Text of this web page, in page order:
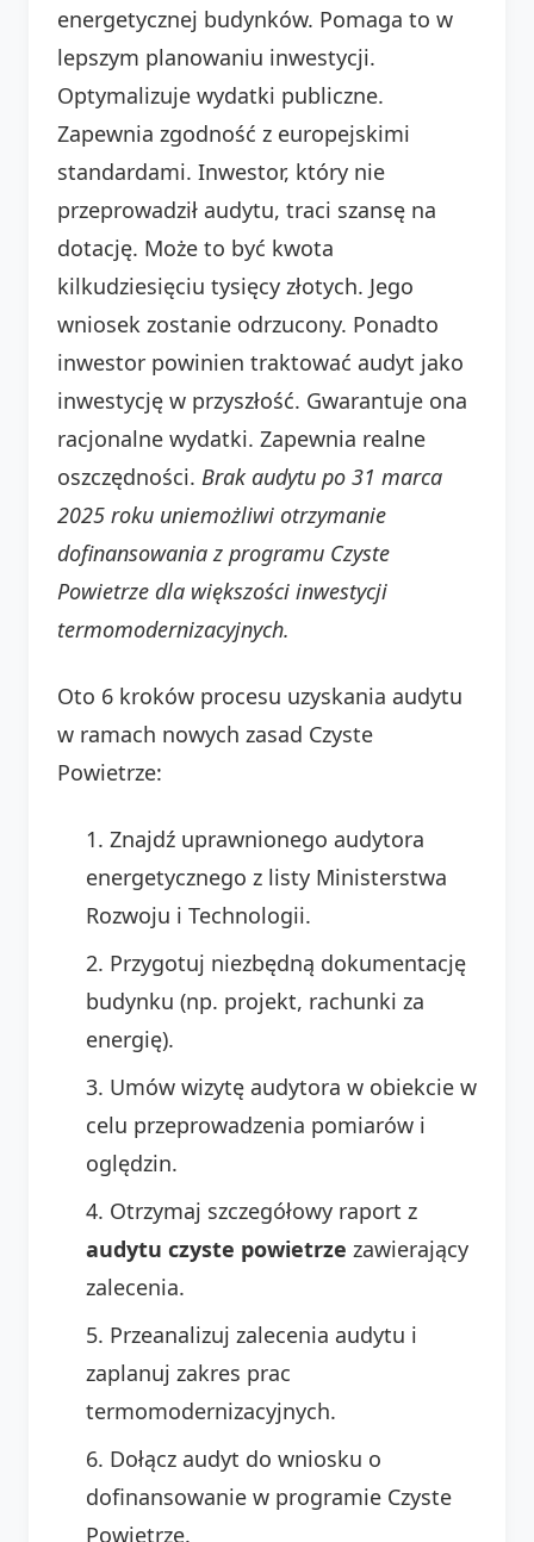
energetycznej budynków. Pomaga to w
lepszym planowaniu inwestycji.
Optymalizuje wydatki publiczne.
Zapewnia zgodność z europejskimi
standardami. Inwestor, który nie
przeprowadził audytu, traci szansę na
dotację. Może to być kwota
kilkudziesięciu tysięcy złotych. Jego
wniosek zostanie odrzucony. Ponadto
inwestor powinien traktować audyt jako
inwestycję w przyszłość. Gwarantuje ona
racjonalne wydatki. Zapewnia realne
oszczędności. Brak audytu po 31 marca
2025 roku uniemożliwi otrzymanie
dofinansowania z programu Czyste
Powietrze dla większości inwestycji
termomodernizacyjnych.
Oto 6 kroków procesu uzyskania audytu
w ramach nowych zasad Czyste
Powietrze:
Znajdź uprawnionego audytora
energetycznego z listy Ministerstwa
Rozwoju i Technologii.
Przygotuj niezbędną dokumentację
budynku (np. projekt, rachunki za
energię).
Umów wizytę audytora w obiekcie w
celu przeprowadzenia pomiarów i
oględzin.
Otrzymaj szczegółowy raport z
audytu czyste powietrze zawierający
zalecenia.
Przeanalizuj zalecenia audytu i
zaplanuj zakres prac
termomodernizacyjnych.
Dołącz audyt do wniosku o
dofinansowanie w programie Czyste
Powietrze.